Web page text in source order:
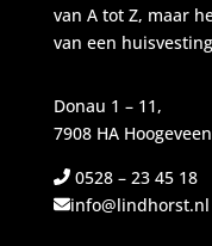
van A tot Z, maar
van een
Donau 1 – 11,
7908 HA Hoogeveen
0528 – 23 45 18
info@lindhorst.nl